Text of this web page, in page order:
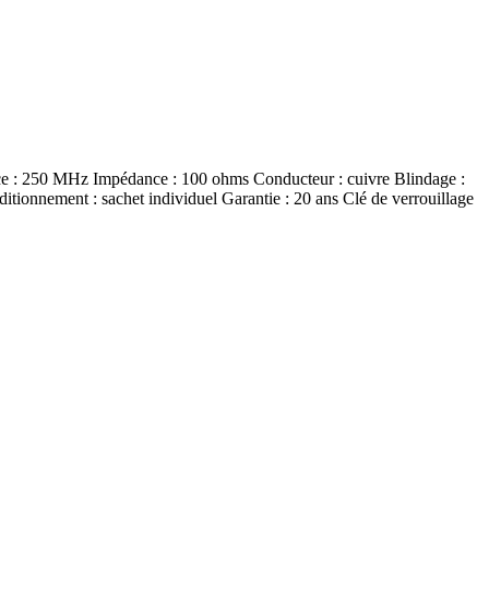
250 MHz Impédance : 100 ohms Conducteur : cuivre Blindage :
: sachet individuel Garantie : 20 ans Clé de verrouillage